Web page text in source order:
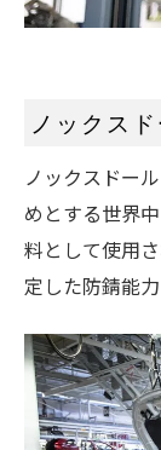
ノックス
ノックスドー
めとする世界
料として使用
定した防錆能